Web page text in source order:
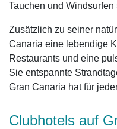
Tauchen und
Zusätzlich zu seiner
Canaria eine lebendige
Restaurants und eine
Sie entspannte
Gran Canaria hat für
Clubhotels auf